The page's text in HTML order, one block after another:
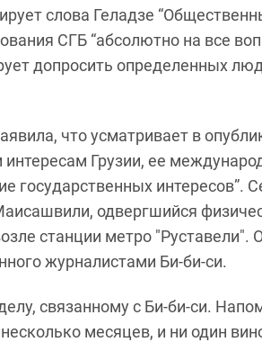
слова Геладзе
СГБ “абсолютно на все
допросить определенных
что усматривает в
Грузии, ее
государственных интересов”.
одвергшийся
станции метро "Руставели".
журналистами Би-би-си.
связанному с Би-би-си.
месяцев, и ни один